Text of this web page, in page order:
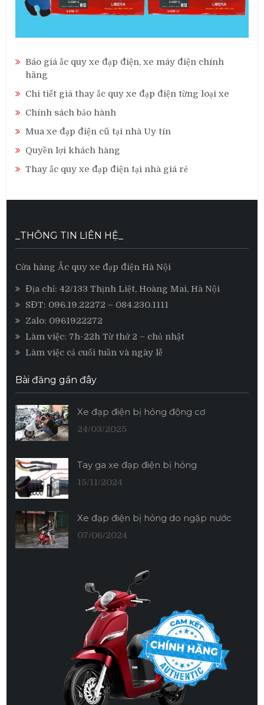
Báo giá ắc quy xe đạp điện, xe máy điện chính
hãng
Chi tiết giá thay ắc quy xe đạp điện từng loại xe
Chính sách bảo hành
Mua xe đạp điện cũ tại nhà Uy tín
Quyền lợi khách hàng
Thay ắc quy xe đạp điện tại nhà giá rẻ
_THÔNG TIN LIÊN HỆ_
Cửa hàng Ắc quy xe đạp điện Hà Nội
Địa chỉ: 42/133 Thịnh Liệt, Hoàng Mai, Hà Nội
SĐT: 096.19.22272 – 084.230.1111
Zalo: 0961922272
Làm việc: 7h-22h Từ thứ 2 – chủ nhật
Làm việc cả cuối tuần và ngày lễ
Bài đăng gần đây
Xe đạp điện bị hỏng động cơ
24/03/2025
Tay ga xe đạp điện bị hỏng
15/11/2024
Xe đạp điện bị hỏng do ngập nước
07/06/2024